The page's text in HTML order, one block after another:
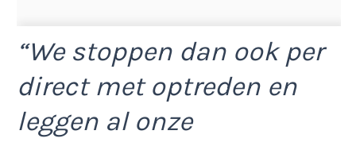
“We stoppen dan ook per
direct met optreden en
leggen al onze